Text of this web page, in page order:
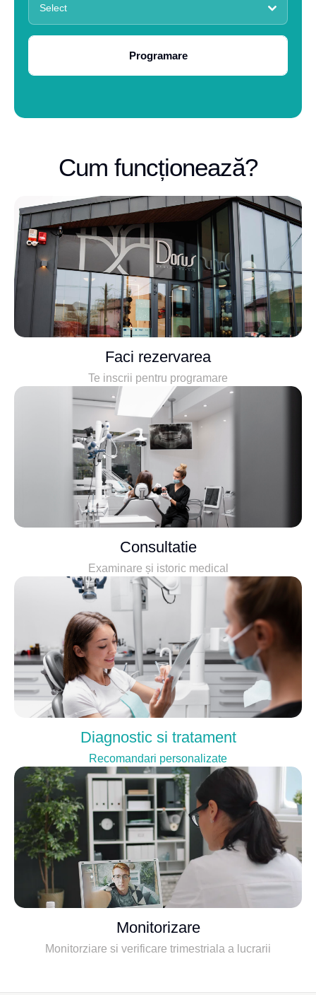
Select
Programare
Cum funcționează?
Faci rezervarea
Te inscrii pentru programare
Consultatie
Examinare și istoric medical
Diagnostic si tratament
Recomandari personalizate
Monitorizare
Monitorziare si verificare trimestriala a lucrarii